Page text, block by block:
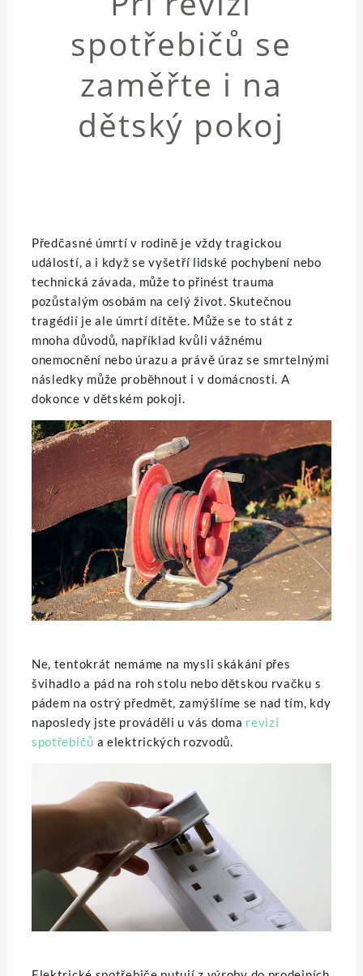
spotřebičů se
zaměřte i na
dětský pokoj
Předčasné úmrtí v rodině je vždy tragickou
událostí, a i když se vyšetří lidské pochybení nebo
technická závada, může to přinést trauma
pozůstalým osobám na celý život. Skutečnou
tragédií je ale úmrtí dítěte. Může se to stát z
mnoha důvodů, například kvůli vážnému
onemocnění nebo úrazu a právě úraz se smrtelnými
následky může proběhnout i v domácnosti. A
dokonce v dětském pokoji.
Ne, tentokrát nemáme na mysli skákání přes
švihadlo a pád na roh stolu nebo dětskou rvačku s
pádem na ostrý předmět, zamýšlíme se nad tím, kdy
naposledy jste prováděli u vás doma revizi
spotřebičů a elektrických rozvodů.